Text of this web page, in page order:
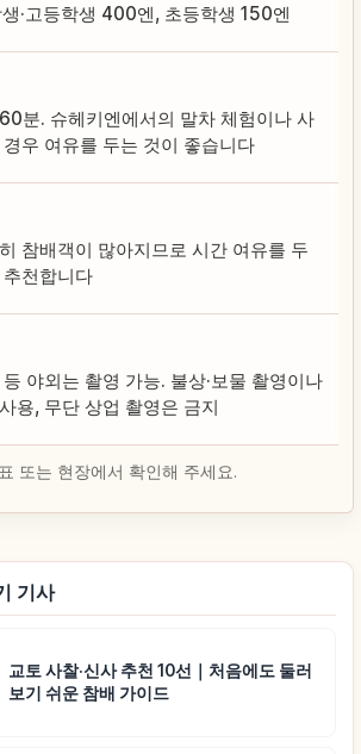
·고등학생 400엔, 초등학생 150엔
분. 슈헤키엔에서의 말차 체험이나 사
우 여유를 두는 것이 좋습니다
참배객이 많아지므로 시간 여유를 두
천합니다
야외는 촬영 가능. 불상·보물 촬영이나
용, 무단 상업 촬영은 금지
또는 현장에서 확인해 주세요.
기사
교토 사찰·신사 추천 10선｜처음에도 둘러
보기 쉬운 참배 가이드